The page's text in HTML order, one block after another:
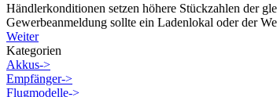
Händlerkonditionen setzen höhere Stückzahlen der
Gewerbeanmeldung sollte ein Ladenlokal oder der
Weiter
Kategorien
Akkus->
Empfänger->
Flugmodelle->